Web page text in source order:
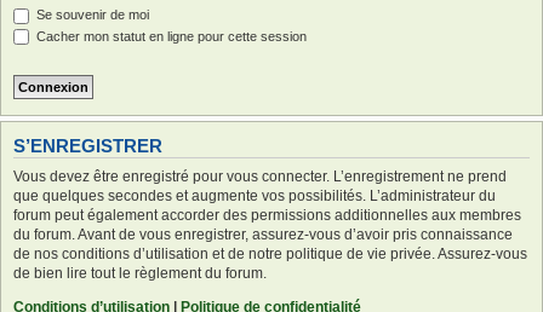
Se souvenir de moi
Cacher mon statut en ligne pour cette session
S’ENREGISTRER
Vous devez être enregistré pour vous connecter. L’enregistrement ne prend
que quelques secondes et augmente vos possibilités. L’administrateur du
forum peut également accorder des permissions additionnelles aux membres
du forum. Avant de vous enregistrer, assurez-vous d’avoir pris connaissance
de nos conditions d’utilisation et de notre politique de vie privée. Assurez-vous
de bien lire tout le règlement du forum.
Conditions d’utilisation
Politique de confidentialité